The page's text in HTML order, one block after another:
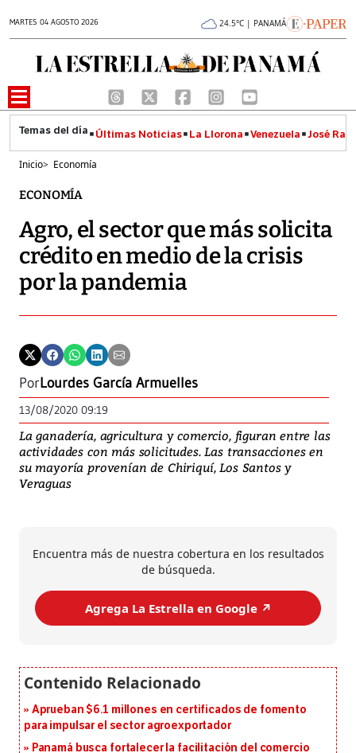
MARTES 04 AGOSTO 2026 24.5°C | PANAMÁ
Últimas Noticias La Llorona Venezuela José
Inicio> Economía
ECONOMÍA
Agro, el sector que más solicita
crédito en medio de la crisis
por la pandemia
PorLourdes García Armuelles
13/08/2020 09:19
La ganadería, agricultura y comercio, figuran entre las
actividades con más solicitudes. Las transacciones en
su mayoría provenían de Chiriquí, Los Santos y
Veraguas
Encuentra más de nuestra cobertura en los resultados
de búsqueda.
Agrega La Estrella en Google ↗️
Aprueban $6.1 millones en certificados de fomento
para impulsar el sector agroexportador
Panamá busca fortalecer la facilitación del comercio